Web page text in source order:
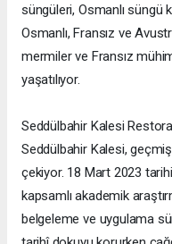
süngüleri, Osmanlı süngü
Osmanlı, Fransız ve
mermiler ve Fransız
yaşatılıyor.
Seddülbahir Kalesi
Seddülbahir Kalesi,
çekiyor. 18 Mart 2023
kapsamlı akademik
belgeleme ve uygulama